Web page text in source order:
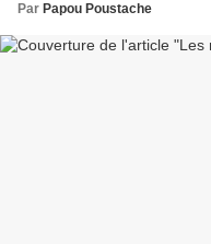
Par Papou Poustache